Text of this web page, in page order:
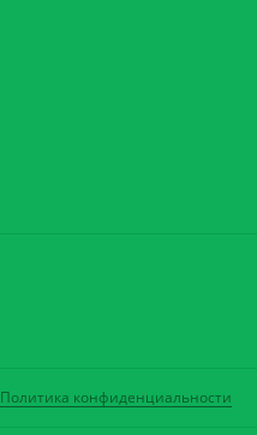
Политика конфиденциальности